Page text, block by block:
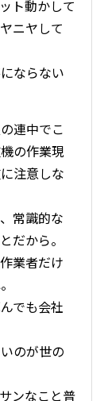
ト動かして
ニヤして
ならない
連中でこ
の作業現
注意しな
常識的な
だから。
業者だけ
でも会社
のが世の
ンなこと普